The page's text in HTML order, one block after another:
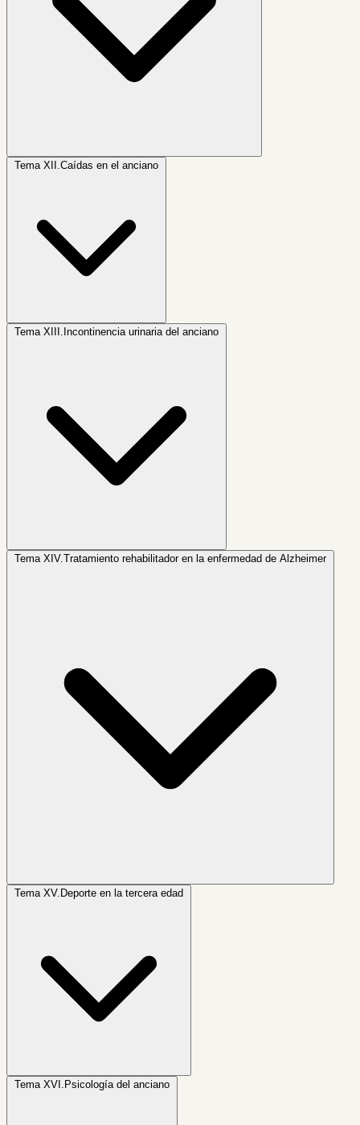
Tema XII.
Tema XIII.
Tema XIV. Tratamiento rehabilitador en la enfermedad de Alzheimer
Tema XV.
Tema XVI.